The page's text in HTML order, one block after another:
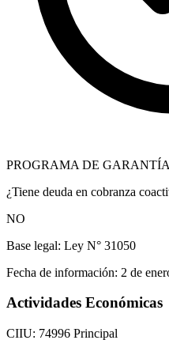
PROGRAMA DE
¿Tiene deuda en cobranza
NO
Base legal: Ley N° 31050
Fecha de información: 2 de
Actividades Económicas
CIIU: 74996 Principal